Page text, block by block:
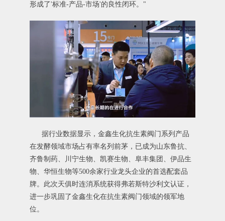
形成了'标准-产品-市场'的良性闭环。"
据行业数据显示，金鑫生化抗生素阀门系列产品
在发酵领域市场占有率名列前茅，已成为山东鲁抗、
齐鲁制药、川宁生物、 凯赛生物、阜丰集团、伊品生
物、华恒生物等500余家行业龙头企业的首选配套品
牌。此次天俱时连消系统获得弗若斯特沙利文认证，
进一步巩固了金鑫生化在抗生素阀门领域的领军地
位。